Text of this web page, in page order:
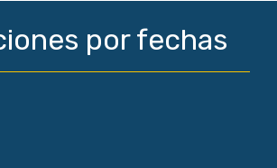
por fechas